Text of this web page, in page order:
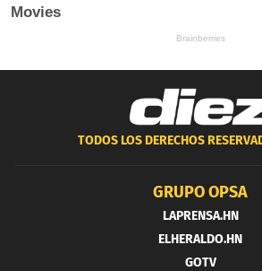
TODOS LOS DERECHOS
GRUPO OPSA
LAPRENSA.HN
ELHERALDO.HN
GOTV